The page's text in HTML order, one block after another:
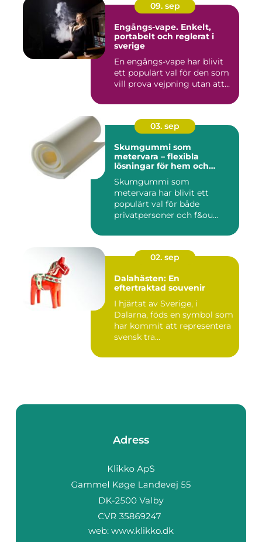
09. sep
Engångs-vape. Enkelt,
portabelt och reglerat i
sverige
En engångs-vape har blivit
ett populärt val för den som
vill prova vejpning utan att...
03. sep
Skumgummi som
metervara – flexibla
lösningar för hem och
Skumgummi som
metervara har blivit ett
populärt val för både
privatpersoner och f&ou...
02. sep
Dalahästen: En
eftertraktad souvenir
I hjärtat av Sverige, i
Dalarna, föds en symbol som
har kommit att representera
svensk tra...
Adress
web: www.klikko.dk